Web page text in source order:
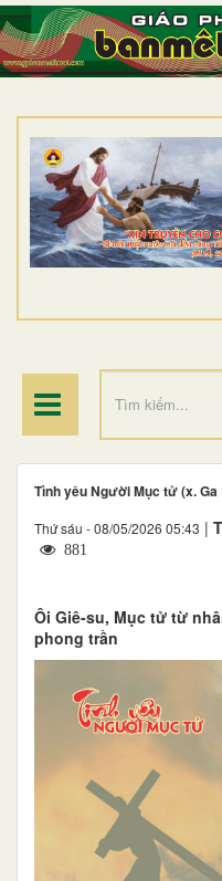
TRANG NHẤT
GIỚI THIỆU
DÒNG TU
BAN MỤC VỤ
ĐOÀN THỂ CG
ĐIỂM HÀNH HƯƠNG
Tình yêu Người Mục tử (x. Ga
Thứ sáu - 08/05/2026 05:43 |
881
Ôi Giê-su, Mục tử từ
phong trần